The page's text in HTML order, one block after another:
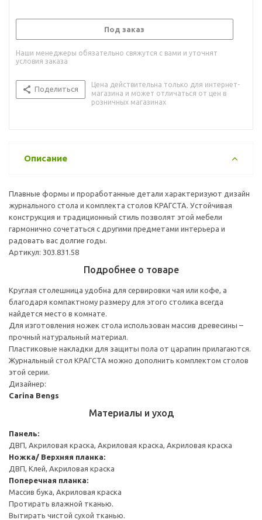
Под заказ
Наши менеджеры обязательно свяжутся с вами и уточнят
условия заказа
Поделиться
Цена действительна только для интернет-
магазина и может отличаться от цен в
розничных магазинах
Описание
Плавные формы и проработанные детали характеризуют дизайн
журнального стола и комплекта столов КРАГСТА. Устойчивая
конструкция и традиционный стиль позволят этой мебели
гармонично сочетаться с другими предметами интерьера и
радовать вас долгие годы.
Артикул: 303.831.58
Подробнее о товаре
Круглая столешница удобна для сервировки чая или кофе, а
благодаря компактному размеру для этого столика всегда
найдется место в комнате.
Для изготовления ножек стола использован массив древесины –
прочный натуральный материал.
Пластиковые накладки для защиты пола от царапин прилагаются.
Журнальный стол КРАГСТА можно дополнить комплектом столов
этой серии.
Дизайнер:
Carina Bengs
Материалы и уход
Панель:
ДВП, Акриловая краска, Акриловая краска, Акриловая краска
Ножка/ Верхняя планка:
ДВП, Клей, Акриловая краска
Поперечная планка:
Массив бука, Акриловая краска
Протирать влажной тканью.
Вытирать чистой сухой тканью.